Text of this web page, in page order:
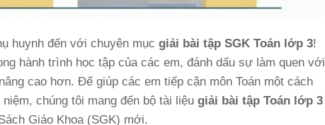
huynh đến với chuyên mục giải bài tập SGK Toán lớp 3!
hành trình học tập của các em, đánh dấu sự làm quen với
cao hơn. Để giúp các em tiếp cận môn Toán một cách
chúng tôi mang đến bộ tài liệu giải bài tập Toán lớp 3
Giáo Khoa (SGK) mới.